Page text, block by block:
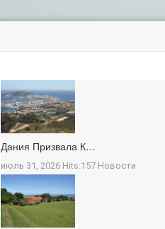
Дания Призвала К…
июль 31, 2026 Hits:157 Новости